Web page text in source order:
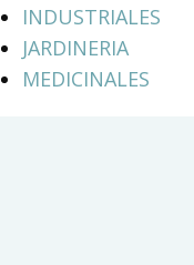
INDUSTRIALES
JARDINERIA
MEDICINALES